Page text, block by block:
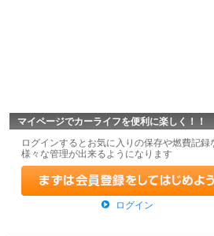
マイページでカーライフを便利に楽しく！！
ログインするとお気に入りの保存や燃費記録
様々な管理が出来るようになります
ログイン